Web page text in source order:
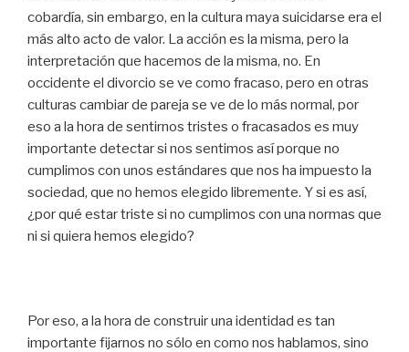
cobardía, sin embargo, en la cultura maya suicidarse era el
más alto acto de valor. La acción es la misma, pero la
interpretación que hacemos de la misma, no. En
occidente el divorcio se ve como fracaso, pero en otras
culturas cambiar de pareja se ve de lo más normal, por
eso a la hora de sentirnos tristes o fracasados es muy
importante detectar si nos sentimos así porque no
cumplimos con unos estándares que nos ha impuesto la
sociedad, que no hemos elegido libremente. Y si es así,
¿por qué estar triste si no cumplimos con una normas que
ni si quiera hemos elegido?
Por eso, a la hora de construir una identidad es tan
importante fijarnos no sólo en como nos hablamos, sino